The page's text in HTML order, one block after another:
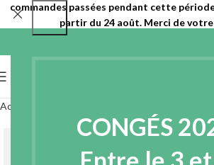
CONGÉS
Accueil
commandes passées pendant cette
partir du 24 août. Merci de